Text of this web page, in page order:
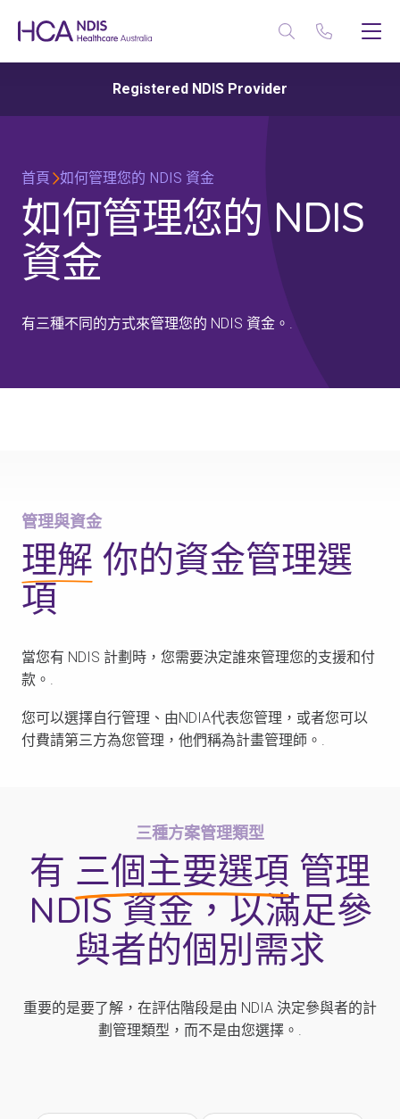
Registered NDIS Provider
首頁 如何管理您的 NDIS 資金
如何管理您的 NDIS
資金
有三種不同的方式來管理您的 NDIS 資金。.
管理與資金
理解 你的資金管理選
項
當您有 NDIS 計劃時，您需要決定誰來管理您的支援和付
款。.
您可以選擇自行管理、由NDIA代表您管理，或者您可以
付費請第三方為您管理，他們稱為計畫管理師。.
三種方案管理類型
有 三個主要選項 管理
NDIS 資金，以滿足參
與者的個別需求
重要的是要了解，在評估階段是由 NDIA 決定參與者的計
劃管理類型，而不是由您選擇。.